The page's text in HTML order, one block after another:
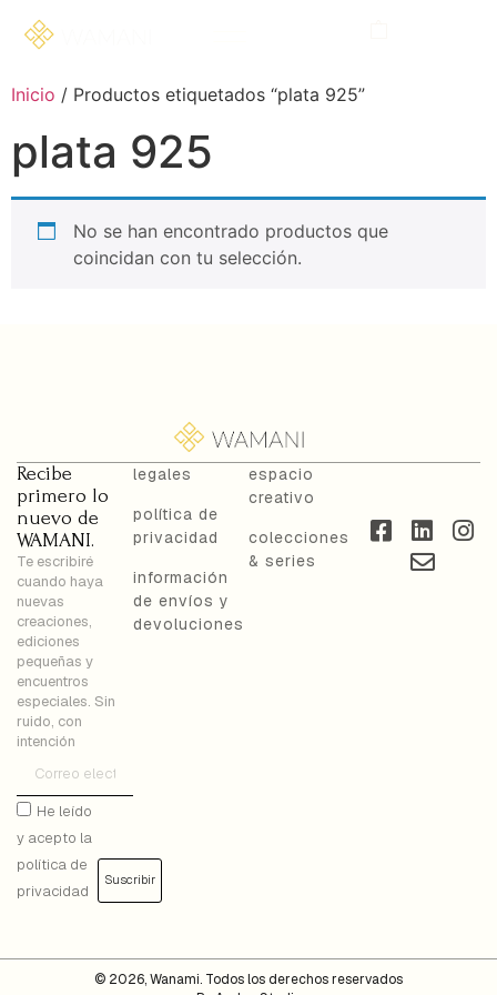
Inicio / Productos etiquetados “plata 925”
plata 925
No se han encontrado productos que
coincidan con tu selección.
Recibe
primero lo
nuevo de
WAMANI.
Te escribiré
cuando haya
nuevas
creaciones,
ediciones
pequeñas y
encuentros
especiales. Sin
ruido, con
intención
He leído
y acepto la
política de
privacidad
Suscribir
legales
política de
privacidad
información
de envíos y
devoluciones
espacio
creativo
colecciones
& series
© 2026, Wanami. Todos los derechos reservados